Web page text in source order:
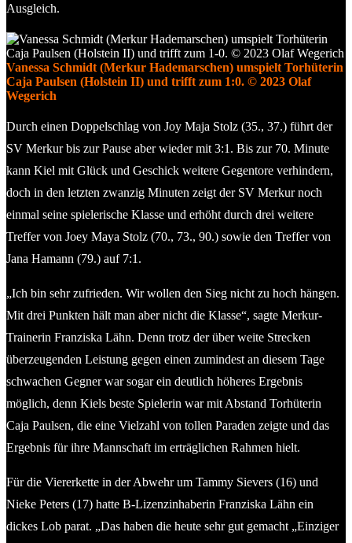
Ausgleich.
Vanessa Schmidt (Merkur Hademarschen) umspielt Torhüterin
Caja Paulsen (Holstein II) und trifft zum 1:0. © 2023 Olaf
Wegerich
Durch einen Doppelschlag von Joy Maja Stolz (35., 37.) führt der
SV Merkur bis zur Pause aber wieder mit 3:1. Bis zur 70. Minute
kann Kiel mit Glück und Geschick weitere Gegentore verhindern,
doch in den letzten zwanzig Minuten zeigt der SV Merkur noch
einmal seine spielerische Klasse und erhöht durch drei weitere
Treffer von Joey Maya Stolz (70., 73., 90.) sowie den Treffer von
Jana Hamann (79.) auf 7:1.
„Ich bin sehr zufrieden. Wir wollen den Sieg nicht zu hoch hängen.
Mit drei Punkten hält man aber nicht die Klasse“, sagte Merkur-
Trainerin Franziska Lähn. Denn trotz der über weite Strecken
überzeugenden Leistung gegen einen zumindest an diesem Tage
schwachen Gegner war sogar ein deutlich höheres Ergebnis
möglich, denn Kiels beste Spielerin war mit Abstand Torhüterin
Caja Paulsen, die eine Vielzahl von tollen Paraden zeigte und das
Ergebnis für ihre Mannschaft im erträglichen Rahmen hielt.
Für die Viererkette in der Abwehr um Tammy Sievers (16) und
Nieke Peters (17) hatte B-Lizenzinhaberin Franziska Lähn ein
dickes Lob parat. „Das haben die heute sehr gut gemacht „Einziger